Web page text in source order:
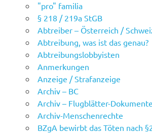
"pro" familia
§ 218 / 219a StGB
Abtreiber – Österreich /
Abtreibung, was ist das genau?
Abtreibungslobbyisten
Anmerkungen
Anzeige / Strafanzeige
Archiv – BC
Archiv – Flugblätter-Dokumente
Archiv-Menschenrechte
BZgA bewirbt das Töten nach